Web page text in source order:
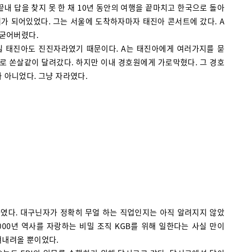
내 답을 찾지 못 한 채 10년 동안의 여행을 끝마치고 한국으로 돌아
되어있었다. 그는 서울에 도착하자마자 태진아 콘서트에 갔다. A
어버렸다.
태진아도 진진자라였기 때문이다. A는 태진아에게 여러가지를 묻
쏜살같이 달려갔다. 하지만 이내 경호원에게 가로막혔다. 그 경호
아니었다. 그냥 자라였다.
다. 대구닌자가 정확히 무얼 하는 직업인지는 아직 알려지지 않았
년 역사를 자랑하는 비밀 조직 KGB를 위해 일한다는 사실 만이
려올 뿐이었다.